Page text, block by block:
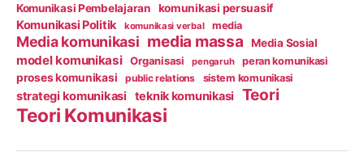
Komunikasi Pembelajaran komunikasi persuasif
Komunikasi Politik komunikasi verbal media
Media komunikasi media massa Media Sosial
model komunikasi Organisasi pengaruh peran komunikasi
proses komunikasi public relations sistem komunikasi
strategi komunikasi teknik komunikasi Teori
Teori Komunikasi